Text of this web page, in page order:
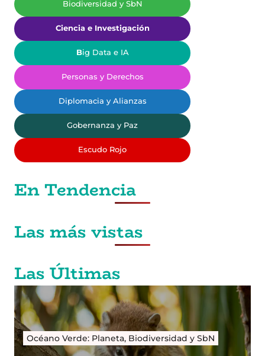
Biodiversidad y SbN
Ciencia e Investigación
Big Data e IA
Personas y Derechos
Diplomacia y Alianzas
Gobernanza y Paz
Escudo Rojo
En Tendencia
Las más vistas
Las Últimas
Océano Verde: Planeta, Biodiversidad y SbN